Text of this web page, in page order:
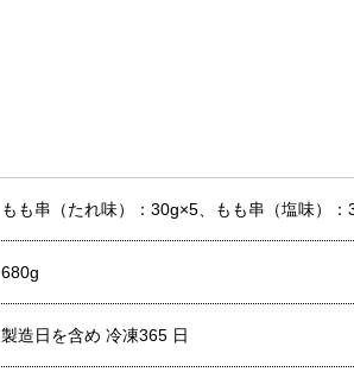
もも串（たれ味）：30g×5、もも串（塩味）
680g
製造日を含め 冷凍365 日